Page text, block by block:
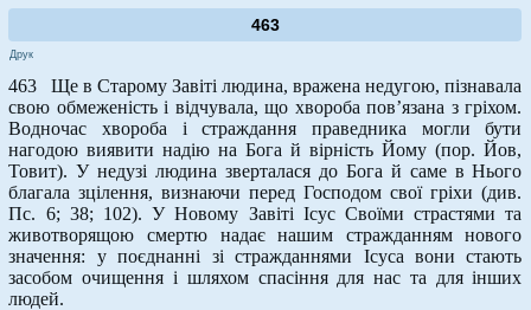
463
Друк
463 Ще в Старому Завіті людина, вражена недугою, пізнавала
свою обмеженість і відчувала, що хвороба пов’язана з гріхом.
Водночас хвороба і страждання праведника могли бути
нагодою виявити надію на Бога й вірність Йому (пор. Йов,
Товит). У недузі людина зверталася до Бога й саме в Нього
благала зцілення, визнаючи перед Господом свої гріхи (див.
Пс. 6; 38; 102). У Новому Завіті Ісус Своїми страстями та
животворящою смертю надає нашим стражданням нового
значення: у поєднанні зі стражданнями Ісуса вони стають
засобом очищення і шляхом спасіння для нас та для інших
людей.